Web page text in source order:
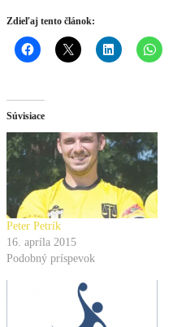
Zdieľaj tento článok:
Súvisiace
Peter Petrík
16. apríla 2015
Podobný príspevok